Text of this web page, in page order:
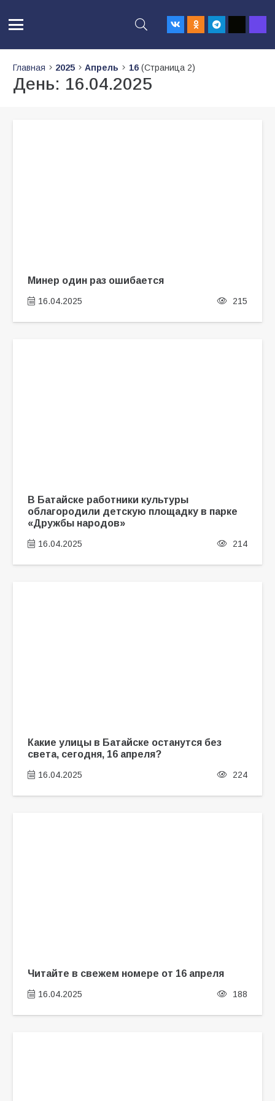
Главная 2025 Апрель 16(Страница 2)
День: 16.04.2025
Минер один раз ошибается
16.04.2025 215
В Батайске работники культуры
облагородили детскую площадку в парке
«Дружбы народов»
16.04.2025 214
Какие улицы в Батайске останутся без
света, сегодня, 16 апреля?
16.04.2025 224
Читайте в свежем номере от 16 апреля
16.04.2025 188